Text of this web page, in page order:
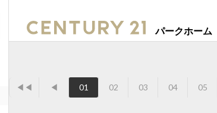
パークホーム
◀◀ ◀ 01 02 03 04 05